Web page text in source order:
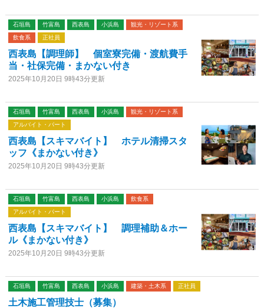
石垣島 竹富島 西表島 小浜島
観光・リゾート系
飲食系
正社員
西表島【調理師】 個室寮完備・渡航費手
当・社保完備・まかない付き
2025年10月20日 9時43分更新
石垣島 竹富島 西表島 小浜島
観光・リゾート系
アルバイト・パート
西表島【スキマバイト】 ホテル清掃スタ
ッフ《まかない付き》
2025年10月20日 9時43分更新
石垣島 竹富島 西表島 小浜島
飲食系
アルバイト・パート
西表島【スキマバイト】 調理補助＆ホー
ル《まかない付き》
2025年10月20日 9時43分更新
石垣島 竹富島 西表島 小浜島 建築・土木系 正社員
土木施工管理技士（募集）